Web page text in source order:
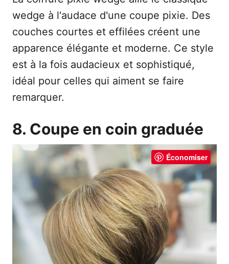
wedge à l'audace d'une coupe pixie. Des
couches courtes et effilées créent une
apparence élégante et moderne. Ce style
est à la fois audacieux et sophistiqué,
idéal pour celles qui aiment se faire
remarquer.
8. Coupe en coin graduée
Économiser